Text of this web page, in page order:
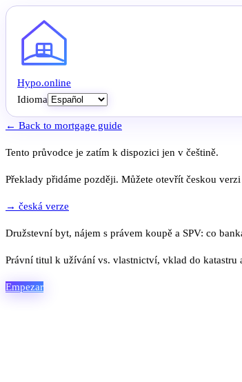
Hypo.online
Idioma
← Back to mortgage guide
Tento průvodce je zatím k dispozici jen v češtině.
Překlady přidáme později. Můžete otevřít českou
→ česká verze
Družstevní byt, nájem s právem koupě a SPV: co
Právní titul k užívání vs. vlastnictví, vklad do katastru
Empezar